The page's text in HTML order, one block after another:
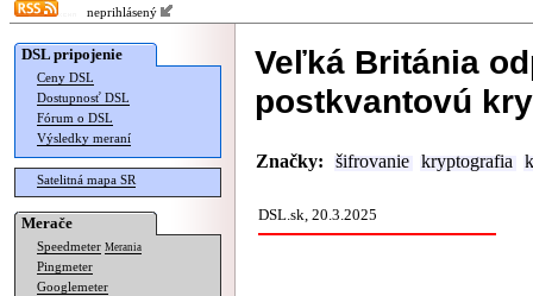
neprihlásený
DSL pripojenie
Ceny DSL
Dostupnosť DSL
Fórum o DSL
Výsledky meraní
Satelitná mapa SR
Merače
Speedmeter Merania
Pingmeter
Googlemeter
Veľká Británia
postkvantovú
Značky: šifrovanie kryptografia
DSL.sk, 20.3.2025